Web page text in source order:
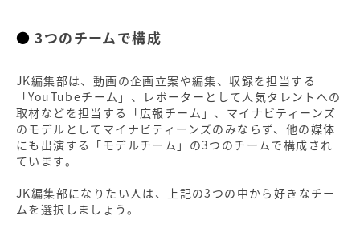
3つのチームで構成
JK編集部は、動画の企画立案や編集、収録を担当する
「YouTubeチーム」、レポーターとして人気タレントへの
取材などを担当する「広報チーム」、マイナビティーンズ
のモデルとしてマイナビティーンズのみならず、他の媒体
にも出演する「モデルチーム」の3つのチームで構成され
ています。
JK編集部になりたい人は、上記の3つの中から好きなチー
ムを選択しましょう。